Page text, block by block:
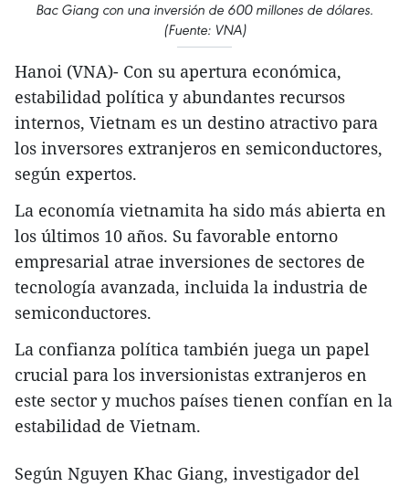
Bac Giang con una inversión de 600 millones de dólares.
(Fuente: VNA)
Hanoi (VNA)- Con su apertura económica,
estabilidad política y abundantes recursos
internos, Vietnam es un destino atractivo para
los inversores extranjeros en semiconductores,
según expertos.
La economía vietnamita ha sido más abierta en
los últimos 10 años. Su favorable entorno
empresarial atrae inversiones de sectores de
tecnología avanzada, incluida la industria de
semiconductores.
La confianza política también juega un papel
crucial para los inversionistas extranjeros en
este sector y muchos países tienen confían en la
estabilidad de Vietnam.
Según Nguyen Khac Giang, investigador del